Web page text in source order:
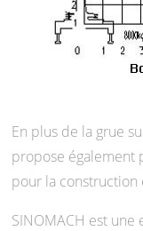
En plus de la grue
propose également
pour la construction
SINOMACH est